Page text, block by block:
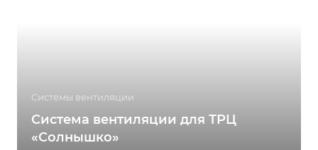
Системы вентиляции
Система вентиляции для ТРЦ
«Солнышко»